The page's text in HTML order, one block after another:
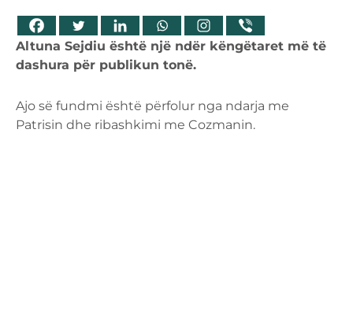
Altuna Sejdiu është një ndër këngëtaret më të
dashura për publikun tonë.
Ajo së fundmi është përfolur nga ndarja me
Patrisin dhe ribashkimi me Cozmanin.